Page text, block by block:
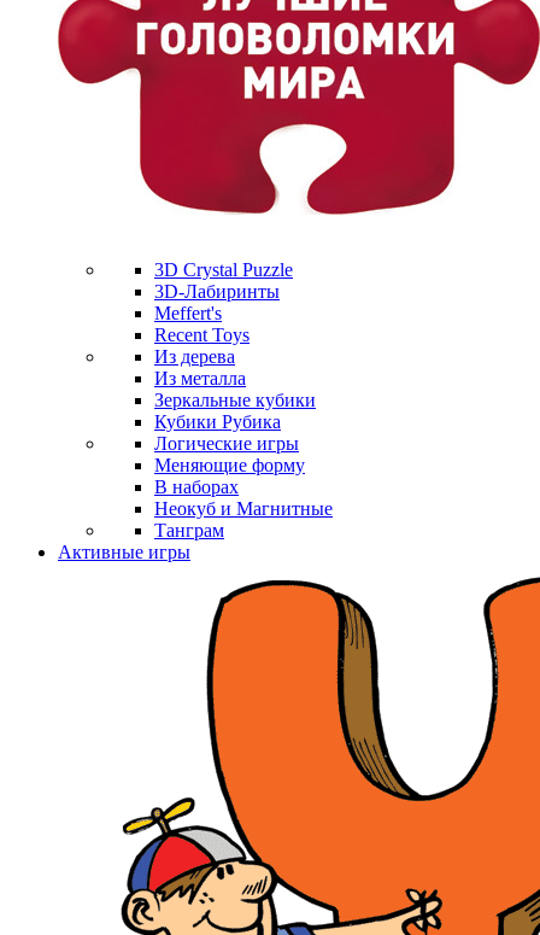
3D Crystal Puzzle
3D-Лабиринты
Meffert's
Recent Toys
Из дерева
Из металла
Зеркальные кубики
Кубики Рубика
Логические игры
Меняющие форму
В наборах
Неокуб и Магнитные
Танграм
Активные игры